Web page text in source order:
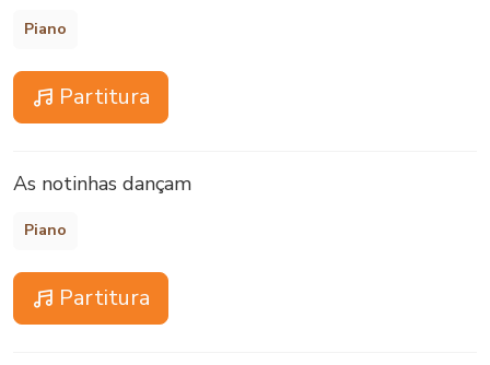
Piano
Partitura
As notinhas dançam
Piano
Partitura